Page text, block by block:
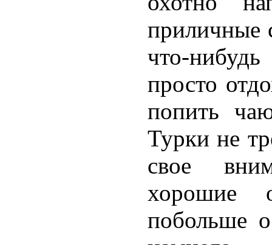
приличные
что-
просто
попить
Турки не
свое
хорошие
побольше